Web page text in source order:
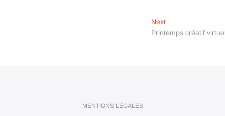
NextNext
post:
Printemps créatif
MENTIONS LÉGALES